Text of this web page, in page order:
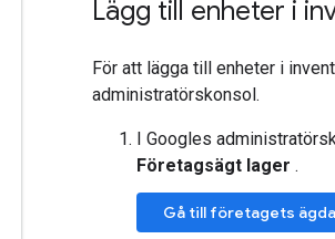
Lägg till enheter i
För att lägga till enheter i
administratörskonsol.
I Googles
Företagsägt lager .
Gå till företagets